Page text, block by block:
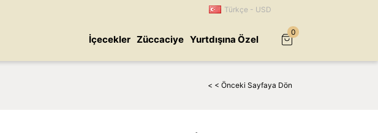
Türkçe - USD
Yurtdışına Özel
Züccaciye
İçecekler
0
< < Önceki Sayfaya Dön